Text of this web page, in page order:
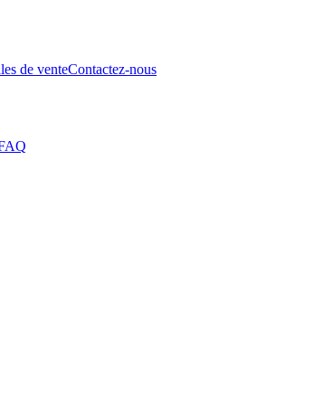
de venteContactez-nous